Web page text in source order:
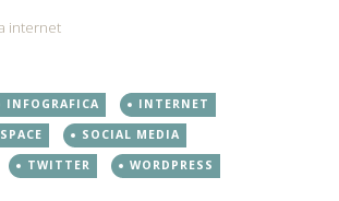
internet
INFOGRAFICA
INTERNET
SOCIAL MEDIA
TWITTER WORDPRESS